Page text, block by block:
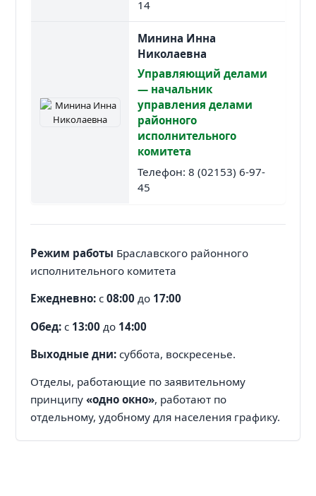
14
Минина Инна
Николаевна
Управляющий делами
— начальник
управления делами
районного
исполнительного
комитета
Телефон: 8 (02153) 6-97-
45
Режим работы Браславского районного
исполнительного комитета
Ежедневно: с 08:00 до 17:00
Обед: с 13:00 до 14:00
Выходные дни: суббота, воскресенье.
Отделы, работающие по заявительному
принципу «одно окно», работают по
отдельному, удобному для населения графику.